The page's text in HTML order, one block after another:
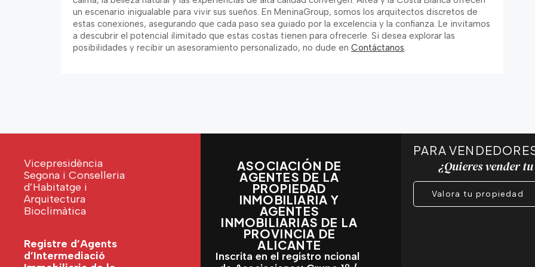
un escenario inigualable para vivir sus sueños. En MeninaGroup, somos los arquitectos discretos de
estas conexiones, asegurando que cada paso sea guiado por la excelencia y la confianza. Le invitamos
a descubrir el potencial ilimitado que estas costas tienen para ofrecerle. Si desea explorar las
posibilidades y recibir un asesoramiento personalizado, no dude en Contáctanos.
Vicepresidència
Segona i Conselleria
d’Habitatge i
Arquitectura
Bioclimàtica
Registre d’Agents
d’Intermediació
ASOCIACIÓN DE
AGENTES DE LA
PROPIEDAD
INMOBILIARIA Y
AGENTES
INMOBILIARIAS DE LA
PROVINCIA DE
ALICANTE
Inscrita en el registro ncional
PARA
¿Quieres vender
Valora tu propiedad